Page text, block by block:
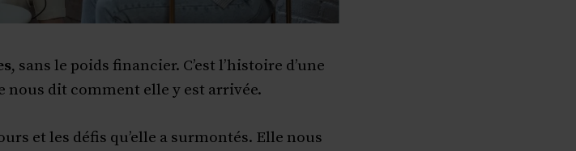
, sans le poids financier. C’est l’histoire d’une
nous dit comment elle y est arrivée.
et les défis qu’elle a surmontés. Elle nous